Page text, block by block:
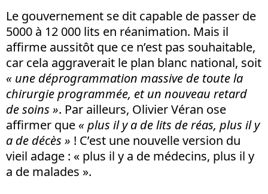
Le gouvernement se dit capable de passer de
5000 à 12 000 lits en réanimation. Mais il
affirme aussitôt que ce n’est pas souhaitable,
car cela aggraverait le plan blanc national, soit
« une déprogrammation massive de toute la
chirurgie programmée, et un nouveau retard
de soins ». Par ailleurs, Olivier Véran ose
affirmer que « plus il y a de lits de réas, plus il y
a de décès » ! C’est une nouvelle version du
vieil adage : « plus il y a de médecins, plus il y
a de malades ».